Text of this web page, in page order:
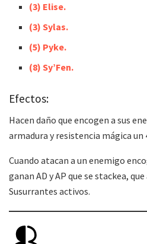
(3) Elise.
(3) Sylas.
(5) Pyke.
(8) Sy’Fen.
Efectos:
Hacen daño que encogen a sus
armadura y resistencia mágica un
Cuando atacan a un enemigo
ganan AD y AP que se stackea,
Susurrantes activos.